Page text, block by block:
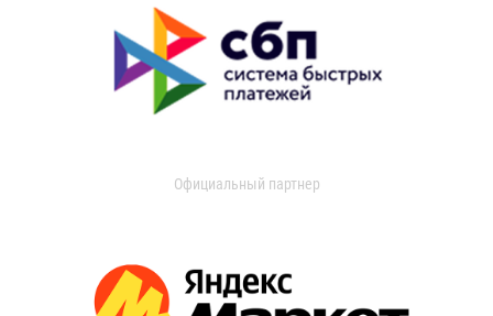
Официальный партнер